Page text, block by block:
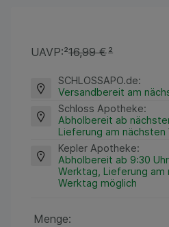
UAVP:²16,99 €²
SCHLOSSAPO.de:
Versandbereit am
Schloss Apotheke:
Abholbereit ab
Lieferung am nächsten
Kepler Apotheke:
Abholbereit ab 9:30
Werktag, Lieferung am
Werktag möglich
Menge: